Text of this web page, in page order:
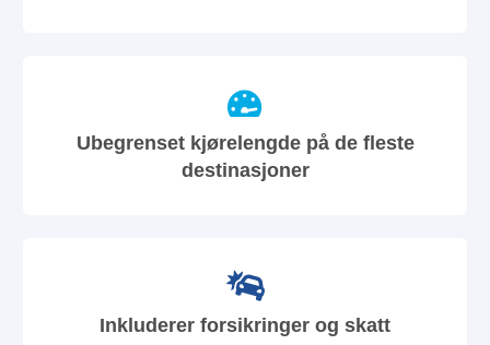
Ubegrenset kjørelengde på de fleste
destinasjoner
Inkluderer forsikringer og skatt